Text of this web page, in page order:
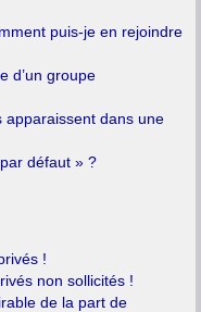
puis-je en rejoindre
d’un groupe
apparaissent dans une
défaut » ?
!
non sollicités !
de la part de